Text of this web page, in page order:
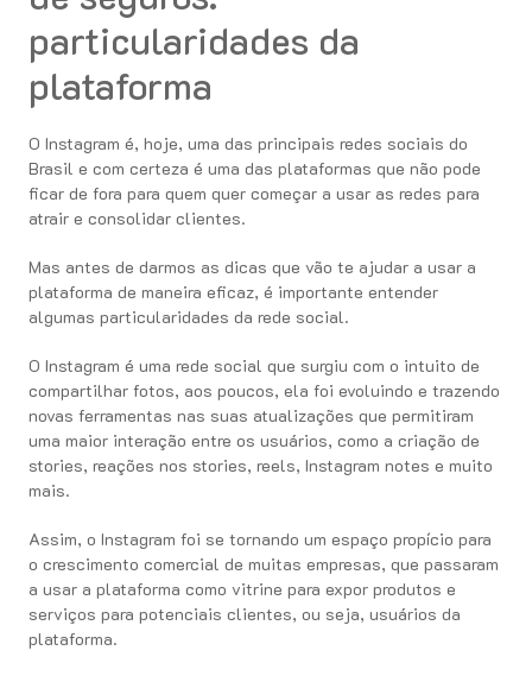
particularidades da
plataforma
O Instagram é, hoje, uma das principais redes sociais do
Brasil e com certeza é uma das plataformas que não pode
ficar de fora para quem quer começar a usar as redes para
atrair e consolidar clientes.
Mas antes de darmos as dicas que vão te ajudar a usar a
plataforma de maneira eficaz, é importante entender
algumas particularidades da rede social.
O Instagram é uma rede social que surgiu com o intuito de
compartilhar fotos, aos poucos, ela foi evoluindo e trazendo
novas ferramentas nas suas atualizações que permitiram
uma maior interação entre os usuários, como a criação de
stories, reações nos stories, reels, Instagram notes e muito
mais.
Assim, o Instagram foi se tornando um espaço propício para
o crescimento comercial de muitas empresas, que passaram
a usar a plataforma como vitrine para expor produtos e
serviços para potenciais clientes, ou seja, usuários da
plataforma.